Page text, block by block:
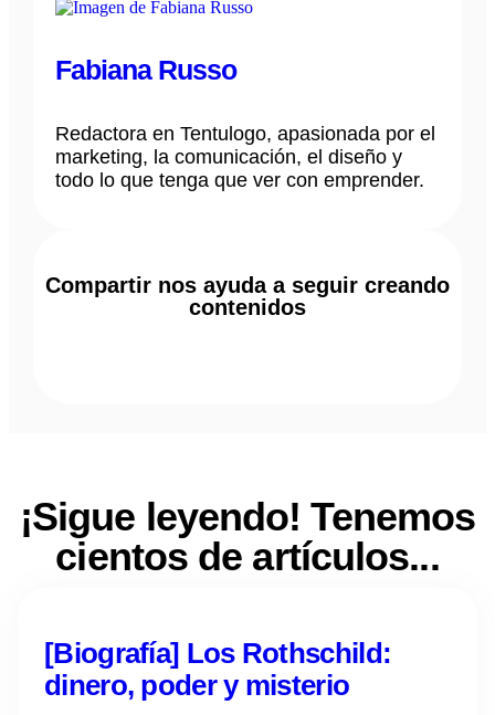
Fabiana Russo
Redactora en Tentulogo, apasionada por el
marketing, la comunicación, el diseño y
todo lo que tenga que ver con emprender.
Compartir nos ayuda a seguir creando
contenidos
¡Sigue leyendo! Tenemos
cientos de artículos...
[Biografía] Los Rothschild:
dinero, poder y misterio